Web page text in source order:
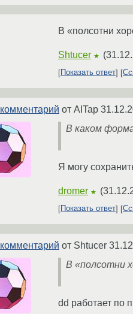
В «полсотни
Shtucer ★ (
Показать ответ
комментарий от AITap
В каком
Я могу
dromer ★ (
Показать ответ
комментарий от Shtucer
В «полсотни
dd работает по